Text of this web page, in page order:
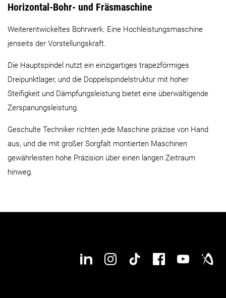
Max. Verfahrweg Y-Achse
Max. Verfahrweg Z-Achse
Tischlänge
1.800 mm
1.450 mm
1.400 mm
Details
2.300 mm
1.600 mm
2.000 mm
Horizontal-Bohr- und Fräsmaschine
Weiterentwickeltes Bohrwerk. Eine Hochleistungsmaschine
jenseits der Vorstellungskraft.
Die Hauptspindel nutzt ein einzigartiges trapezförmiges
Dreipunktlager, und die Doppelspindelstruktur mit hoher
Steifigkeit und Dämpfungsleistung bietet eine überwältigende
Zerspanungsleistung.
Geschulte Techniker richten jede Maschine präzise von Hand
aus, und die mit großer Sorgfalt montierten Maschinen
gewährleisten hohe Präzision über einen langen Zeitraum
hinweg.